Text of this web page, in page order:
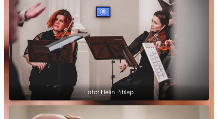
Foto: Helin Pihlap